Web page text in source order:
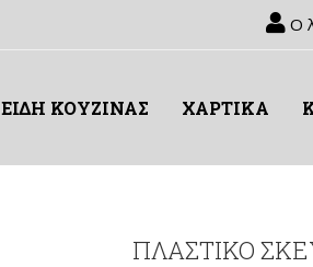
Ο
ΕΙΔΗ ΚΟΥΖΙΝΑΣ ΧΑΡΤΙΚΑ
ΠΛΑΣΤΙΚΟ